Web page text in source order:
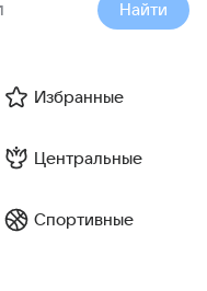
Найти
Избранные
Центральные
Спортивные